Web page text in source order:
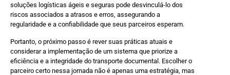
soluções logísticas ágeis e seguras pode desvinculá-lo dos
riscos associados a atrasos e erros, assegurando a
regularidade e a confiabilidade que seus parceiros esperam.
Portanto, o próximo passo é rever suas práticas atuais e
considerar a implementação de um sistema que priorize a
eficiência e a integridade do transporte documental. Escolher o
parceiro certo nessa jornada não é apenas uma estratégia, mas